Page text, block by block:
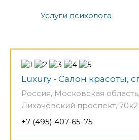
Услуги психолога
Luxury - Салон красоты,
Россия, Московская
Лихачёвский проспект, 70к2
+7 (495) 407-65-75